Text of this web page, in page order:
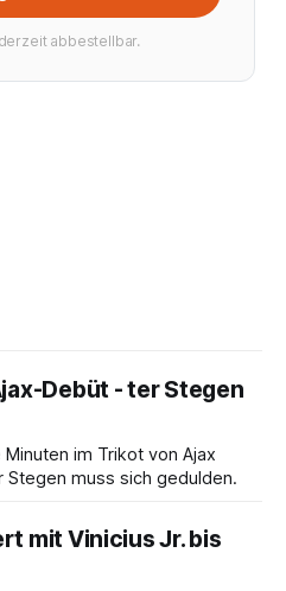
abbestellbar.
Debüt - ter Stegen
im Trikot von Ajax
muss sich gedulden.
mit Vinicius Jr. bis